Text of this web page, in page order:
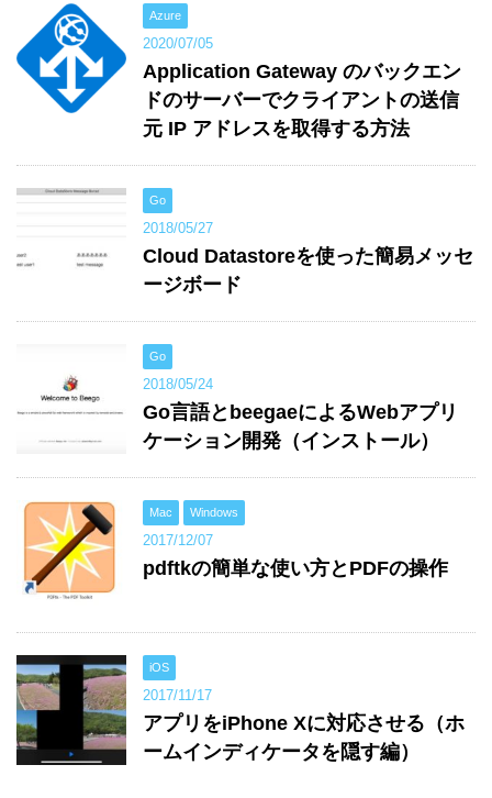
Azure
2020/07/05
Application Gateway のバックエン
ドのサーバーでクライアントの送信
元 IP アドレスを取得する方法
Go
2018/05/27
Cloud Datastoreを使った簡易メッセ
ージボード
Go
2018/05/24
Go言語とbeegaeによるWebアプリ
ケーション開発（インストール）
Mac Windows
2017/12/07
pdftkの簡単な使い方とPDFの操作
iOS
2017/11/17
アプリをiPhone Xに対応させる（ホ
ームインディケータを隠す編）